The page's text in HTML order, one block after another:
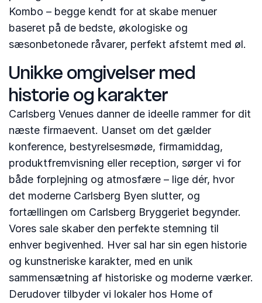
Kombo – begge kendt for at skabe menuer
baseret på de bedste, økologiske og
sæsonbetonede råvarer, perfekt afstemt med øl.
Unikke omgivelser med
historie og karakter
Carlsberg Venues danner de ideelle rammer for dit
næste firmaevent. Uanset om det gælder
konference, bestyrelsesmøde, firmamiddag,
produktfremvisning eller reception, sørger vi for
både forplejning og atmosfære – lige dér, hvor
det moderne Carlsberg Byen slutter, og
fortællingen om Carlsberg Bryggeriet begynder.
Vores sale skaber den perfekte stemning til
enhver begivenhed. Hver sal har sin egen historie
og kunstneriske karakter, med en unik
sammensætning af historiske og moderne værker.
Derudover tilbyder vi lokaler hos Home of